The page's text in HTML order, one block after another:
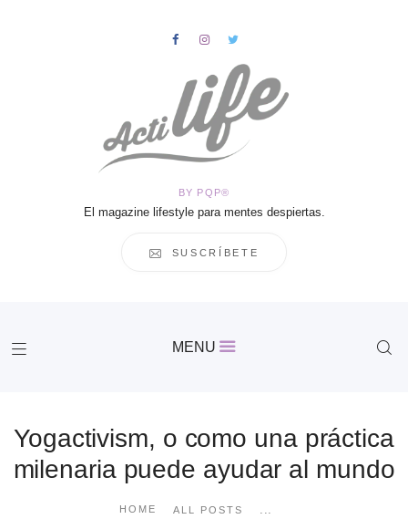
BY PQP®
El magazine lifestyle para mentes despiertas.
SUSCRÍBETE
MENU
Yogactivism, o como una práctica
milenaria puede ayudar al mundo
HOME ALL POSTS ...
HOME
Salud